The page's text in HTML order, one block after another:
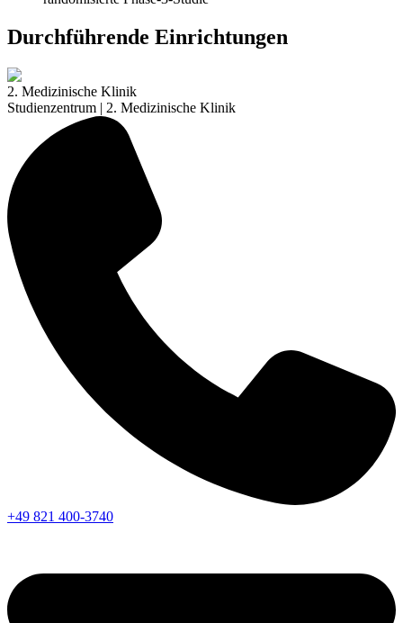
Durchführende Einrichtungen
2. Medizinische Klinik
Studienzentrum | 2. Medizinische Klinik
+49 821 400-3740